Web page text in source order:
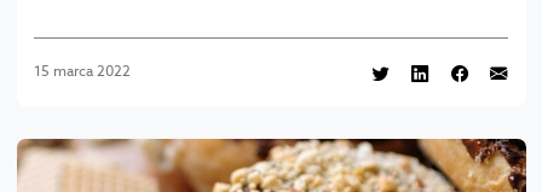
15 marca 2022